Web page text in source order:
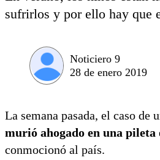
sufrirlos y por ello hay que
Noticiero 9
28 de enero 2019
La semana pasada, el caso de
murió ahogado en una pileta
conmocionó al país.